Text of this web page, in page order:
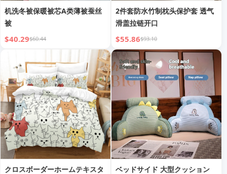
机洗冬被保暖被芯A类薄被蚕丝
被
$40.29$60.44
2件套防水竹制枕头保护套 透气
滑盖拉链开口
$55.86$93.10
クロスボーダーホームテキスタ
ベッドサイド 大型クッション